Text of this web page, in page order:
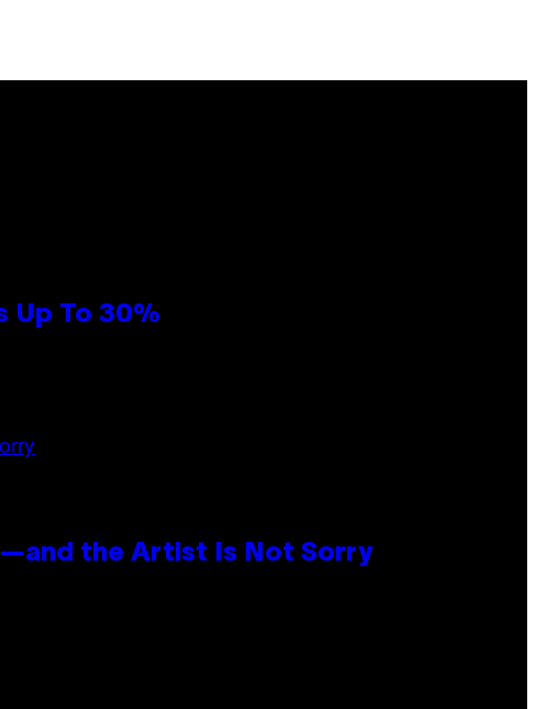
Up To 30%
the Artist Is Not Sorry